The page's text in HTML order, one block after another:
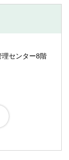
センター8階